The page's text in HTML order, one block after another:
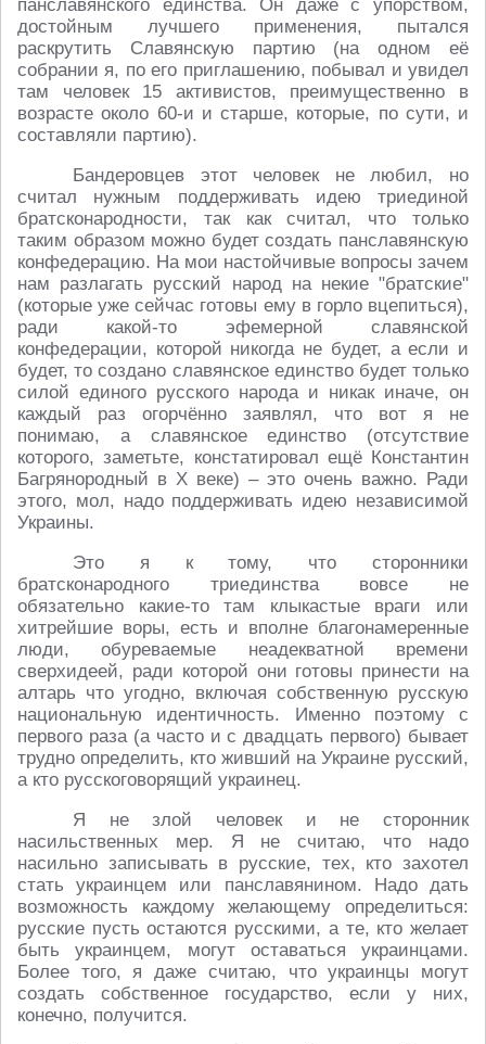
панславянского единства. Он даже с упорством,
достойным лучшего применения, пытался
раскрутить Славянскую партию (на одном её
собрании я, по его приглашению, побывал и увидел
там человек 15 активистов, преимущественно в
возрасте около 60-и и старше, которые, по сути, и
составляли партию).
Бандеровцев этот человек не любил, но
считал нужным поддерживать идею триединой
братсконародности, так как считал, что только
таким образом можно будет создать панславянскую
конфедерацию. На мои настойчивые вопросы зачем
нам разлагать русский народ на некие "братские"
(которые уже сейчас готовы ему в горло вцепиться),
ради какой-то эфемерной славянской
конфедерации, которой никогда не будет, а если и
будет, то создано славянское единство будет только
силой единого русского народа и никак иначе, он
каждый раз огорчённо заявлял, что вот я не
понимаю, а славянское единство (отсутствие
которого, заметьте, констатировал ещё Константин
Багрянородный в Х веке) – это очень важно. Ради
этого, мол, надо поддерживать идею независимой
Украины.
Это я к тому, что сторонники
братсконародного триединства вовсе не
обязательно какие-то там клыкастые враги или
хитрейшие воры, есть и вполне благонамеренные
люди, обуреваемые неадекватной времени
сверхидеей, ради которой они готовы принести на
алтарь что угодно, включая собственную русскую
национальную идентичность. Именно поэтому с
первого раза (а часто и с двадцать первого) бывает
трудно определить, кто живший на Украине русский,
а кто русскоговорящий украинец.
Я не злой человек и не сторонник
насильственных мер. Я не считаю, что надо
насильно записывать в русские, тех, кто захотел
стать украинцем или панславянином. Надо дать
возможность каждому желающему определиться:
русские пусть остаются русскими, а те, кто желает
быть украинцем, могут оставаться украинцами.
Более того, я даже считаю, что украинцы могут
создать собственное государство, если у них,
конечно, получится.